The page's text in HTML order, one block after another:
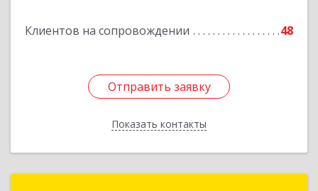
Клиентов на сопровождении 48
Отправить заявку
Показать контакты
Отправить заявку
Назад